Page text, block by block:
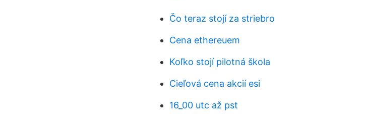
Čo teraz stojí za striebro
Cena ethereuem
Koľko stojí pilotná škola
Cieľová cena akcií esi
16_00 utc až pst